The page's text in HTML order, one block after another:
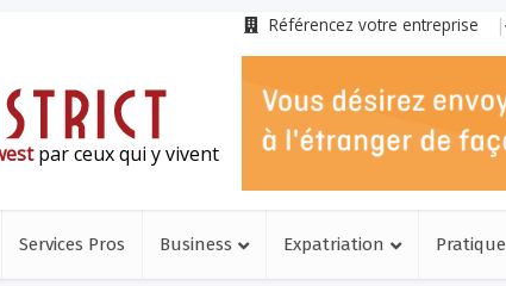
Référencez votre entreprise
par ceux qui y vivent
Services Pros Business Expatriation Pratique